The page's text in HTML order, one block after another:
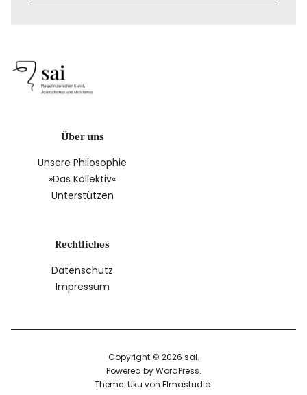
Über uns
Unsere Philosophie
»Das Kollektiv«
Unterstützen
Rechtliches
Datenschutz
Impressum
Copyright © 2026 sai
Powered byWordPress
Theme: Uku von Elmastudio